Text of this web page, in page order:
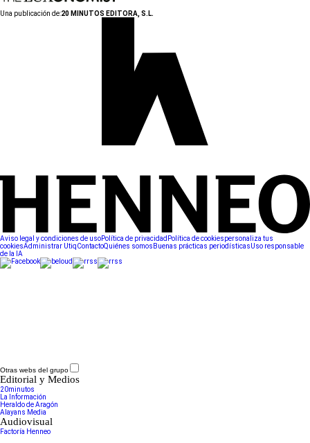
Una publicación de:20 MINUTOS EDITORA, S.L.
Aviso legal y condiciones de usoPolítica de privacidad Política de cookiespersonaliza tus
cookiesAdministrar UtiqContactoQuiénes somos Buenas prácticas periodísticasUso responsable
de la IA
Otras webs del grupo
Editorial y Medios
20minutos
La Información
Heraldo de Aragón
Alayans Media
Audiovisual
Factoría Henneo